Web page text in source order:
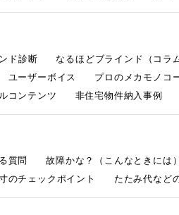
ド診断
なるほどブラインド（コラ
ユーザーボイス プロのメカモノコ
コンテンツ 非住宅物件納入事例
質問 故障かな？（こんなときには）
のチェックポイント たたみ代など